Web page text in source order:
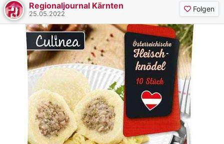
Regionaljournal Kärnten
25.05.2022
Folgen